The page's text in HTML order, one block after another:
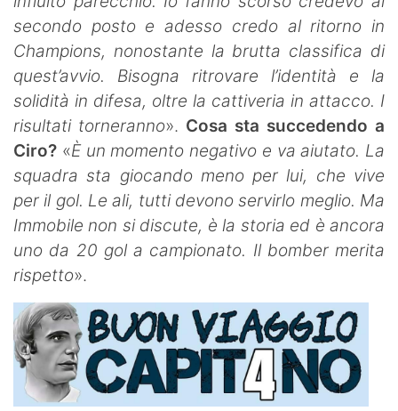
secondo posto e adesso credo al ritorno in
Champions, nonostante la brutta classifica di
quest’avvio. Bisogna ritrovare l’identità e la
solidità in difesa, oltre la cattiveria in attacco. I
risultati torneranno». Cosa sta succedendo a
Ciro? «È un momento negativo e va aiutato. La
squadra sta giocando meno per lui, che vive
per il gol. Le ali, tutti devono servirlo meglio. Ma
Immobile non si discute, è la storia ed è ancora
uno da 20 gol a campionato. Il bomber merita
rispetto».